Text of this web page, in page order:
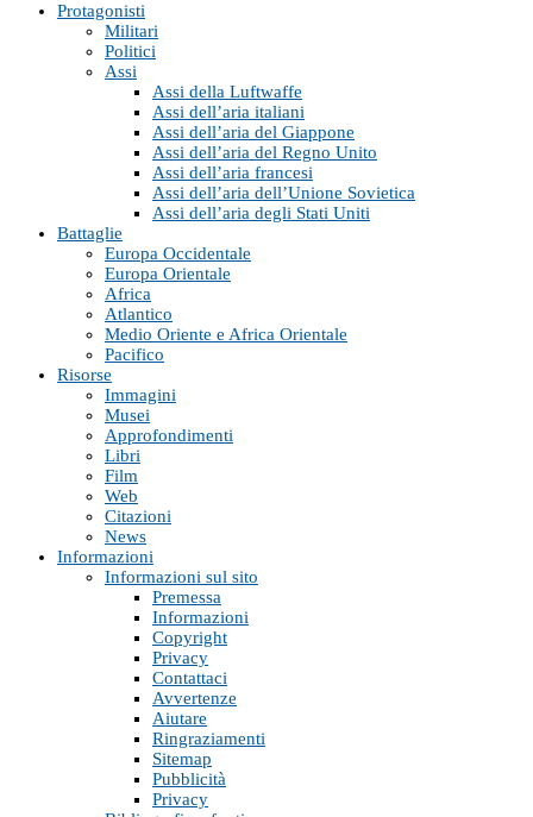
Protagonisti
Militari
Politici
Assi
Assi della Luftwaffe
Assi dell’aria italiani
Assi dell’aria del Giappone
Assi dell’aria del Regno Unito
Assi dell’aria francesi
Assi dell’aria dell’Unione Sovietica
Assi dell’aria degli Stati Uniti
Battaglie
Europa Occidentale
Europa Orientale
Africa
Atlantico
Medio Oriente e Africa Orientale
Pacifico
Risorse
Immagini
Musei
Approfondimenti
Libri
Film
Web
Citazioni
News
Informazioni
Informazioni sul sito
Premessa
Informazioni
Copyright
Privacy
Contattaci
Avvertenze
Aiutare
Ringraziamenti
Sitemap
Pubblicità
Privacy